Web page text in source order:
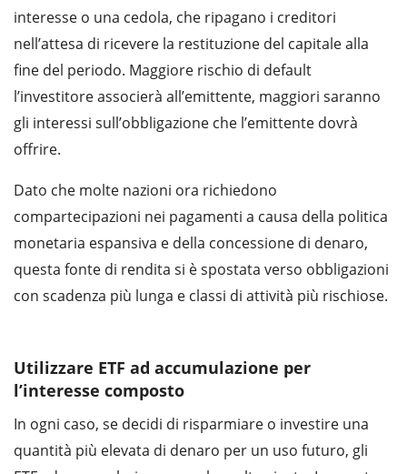
interesse o una cedola, che ripagano i creditori
nell’attesa di ricevere la restituzione del capitale alla
fine del periodo. Maggiore rischio di default
l’investitore associerà all’emittente, maggiori saranno
gli interessi sull’obbligazione che l’emittente dovrà
offrire.
Dato che molte nazioni ora richiedono
compartecipazioni nei pagamenti a causa della politica
monetaria espansiva e della concessione di denaro,
questa fonte di rendita si è spostata verso obbligazioni
con scadenza più lunga e classi di attività più rischiose.
Utilizzare ETF ad accumulazione per
l’interesse composto
In ogni caso, se decidi di risparmiare o investire una
quantità più elevata di denaro per un uso futuro, gli